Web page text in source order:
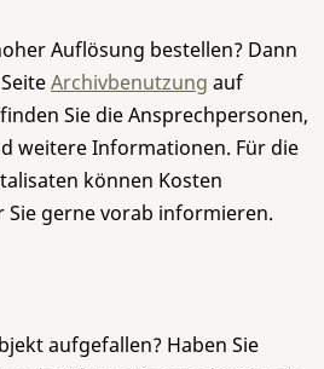
Auflösung bestellen? Dann
Archivbenutzung auf
Sie die Ansprechpersonen,
weitere Informationen. Für die
können Kosten
Sie gerne vorab informieren.
aufgefallen? Haben Sie